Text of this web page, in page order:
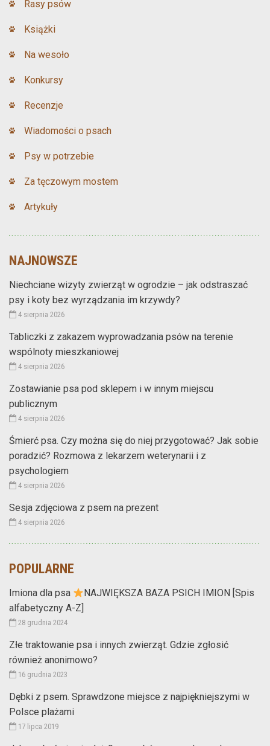
Rasy psów
Książki
Na wesoło
Konkursy
Recenzje
Wiadomości o psach
Psy w potrzebie
Za tęczowym mostem
Artykuły
NAJNOWSZE
Niechciane wizyty zwierząt w ogrodzie – jak odstraszać
psy i koty bez wyrządzania im krzywdy?
4 sierpnia 2026
Tabliczki z zakazem wyprowadzania psów na terenie
wspólnoty mieszkaniowej
4 sierpnia 2026
Zostawianie psa pod sklepem i w innym miejscu
publicznym
4 sierpnia 2026
Śmierć psa. Czy można się do niej przygotować? Jak sobie
poradzić? Rozmowa z lekarzem weterynarii i z
psychologiem
4 sierpnia 2026
Sesja zdjęciowa z psem na prezent
4 sierpnia 2026
POPULARNE
Imiona dla psa
NAJWIĘKSZA BAZA PSICH IMION [Spis
alfabetyczny A-Z]
28 grudnia 2024
Złe traktowanie psa i innych zwierząt. Gdzie zgłosić
również anonimowo?
16 grudnia 2023
Dębki z psem. Sprawdzone miejsce z najpiękniejszymi w
Polsce plażami
17 lipca 2019